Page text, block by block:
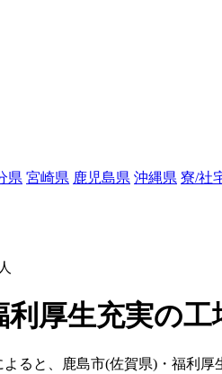
県 宮崎県 鹿児島県 沖縄県 寮/社
厚生充実の
ると、鹿島市(佐賀県)・福利厚